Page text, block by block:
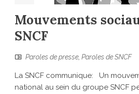
Mouvements
SNCF
Paroles de presse, Paroles de SNCF
La SNCF communique: Un
national au sein du groupe SNCF